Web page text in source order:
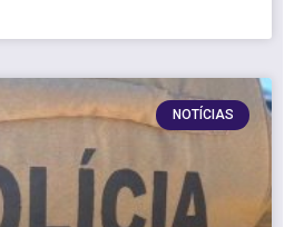
NOTÍCIAS